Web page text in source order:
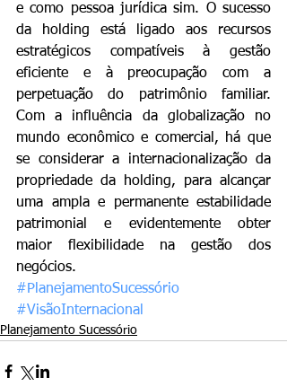
e como pessoa jurídica sim. O sucesso
da holding está ligado aos recursos
estratégicos compatíveis à gestão
eficiente e à preocupação com a
perpetuação do patrimônio familiar.
Com a influência da globalização no
mundo econômico e comercial, há que
se considerar a internacionalização da
propriedade da holding, para alcançar
uma ampla e permanente estabilidade
patrimonial e evidentemente obter
maior flexibilidade na gestão dos
negócios.
#PlanejamentoSucessório
#VisãoInternacional
Planejamento Sucessório